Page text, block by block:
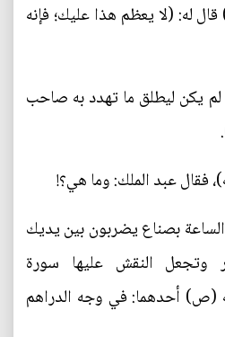
قال له: (لا يعظم هذا عليك؛ فإنه
لم يكن ليطلق ما تهدد به صاحب
فقال عبد الملك: وما هي؟!
بصناع يضربون بين يديك
وتجعل النقش عليها سورة
(ص) أحدهما: في وجه الدراهم